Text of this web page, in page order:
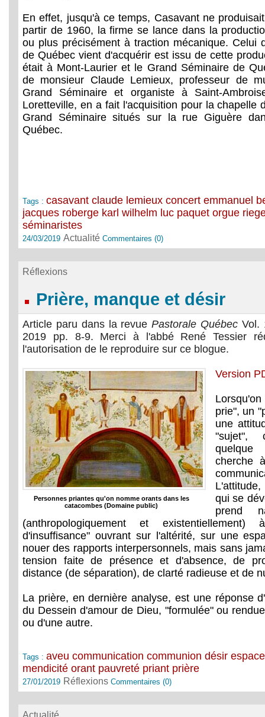
En effet, jusqu'à ce temps, Casavant ne
partir de 1960, la firme se lance dans la
ou plus précisément à traction mécanique. Celui
de Québec vient d'acquérir est issu de cette
était à Mont-Laurier et le Grand Séminaire de
de monsieur Claude Lemieux, professeur de
Grand Séminaire et organiste à Saint-
Loretteville, en a fait l'acquisition pour la chapelle
Grand Séminaire situés sur la rue Giguère
Québec.
Tags :casavant claude lemieux concert emmanuel
jacques roberge karl wilhelm luc paquet orgue
séminaristes
24/03/2019 ActualitéCommentaires (0)
Réflexions
Prière, manque et désir
Article paru dans la revuePastorale Québec Vol.
2019 pp. 8-9. Merci à l'abbé René Tessier
l'autorisation de le reproduire sur ce blogue.
Personnes priantes qu'on nomme orants dans les
catacombes (Domaine public)
Version
prie", un
une
"sujet",
cherche
L'attitude,
qui se
prend
(anthropologiquement et
d'insuffisance" ouvrant sur l'altérité, sur une
nouer des rapports interpersonnels, mais sans
tension faite de présence et d'absence, de
distance (de séparation), de clarté radieuse et de
La prière, en dernière analyse, est une réponse
du Dessein d'amour de Dieu, "formulée" ou
ou d'une autre.
Tags :aveu communication communion désir espace
mendicité orant pauvreté priant prière
27/01/2019 RéflexionsCommentaires (0)
Actualité